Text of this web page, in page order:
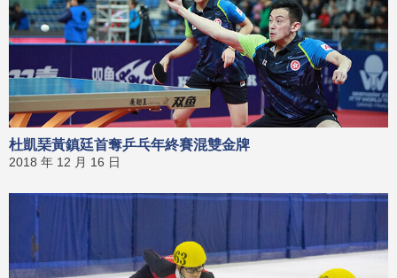
杜凱琹黃鎮廷首奪乒乓年終賽混雙金牌
2018 年 12 月 16 日